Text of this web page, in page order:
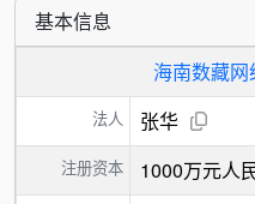
基本信息
海南数藏
法人 张华
注册资本 1000万元人